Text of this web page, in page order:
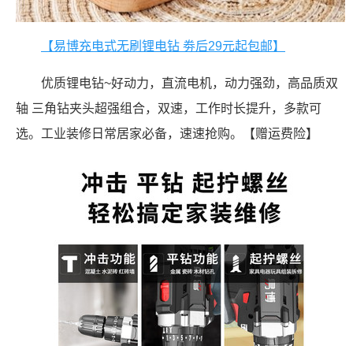
【易博充电式无刷锂电钻 劵后29元起包邮】
优质锂电钻~好动力，直流电机，动力强劲，高品质双
轴 三角钻夹头超强组合，双速，工作时长提升，多款可
选。工业装修日常居家必备，速速抢购。【赠运费险】